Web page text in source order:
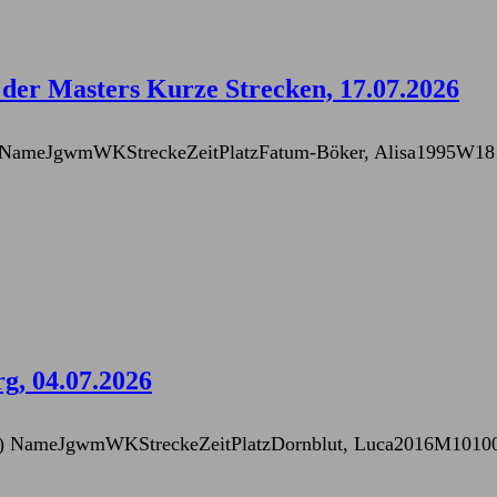
Masters Kurze Strecken, 17.07.2026
Böker,
04.07.2026